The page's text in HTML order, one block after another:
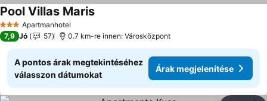
3 KategóriaApartmanhotel
Pool Villas MarisÁrak megjelenítése
7,9 Jó 57 0.7 km-re innen: Városközpont
A pontos árak megtekintéséhez
válasszon dátumokat
Árak megjelenítése